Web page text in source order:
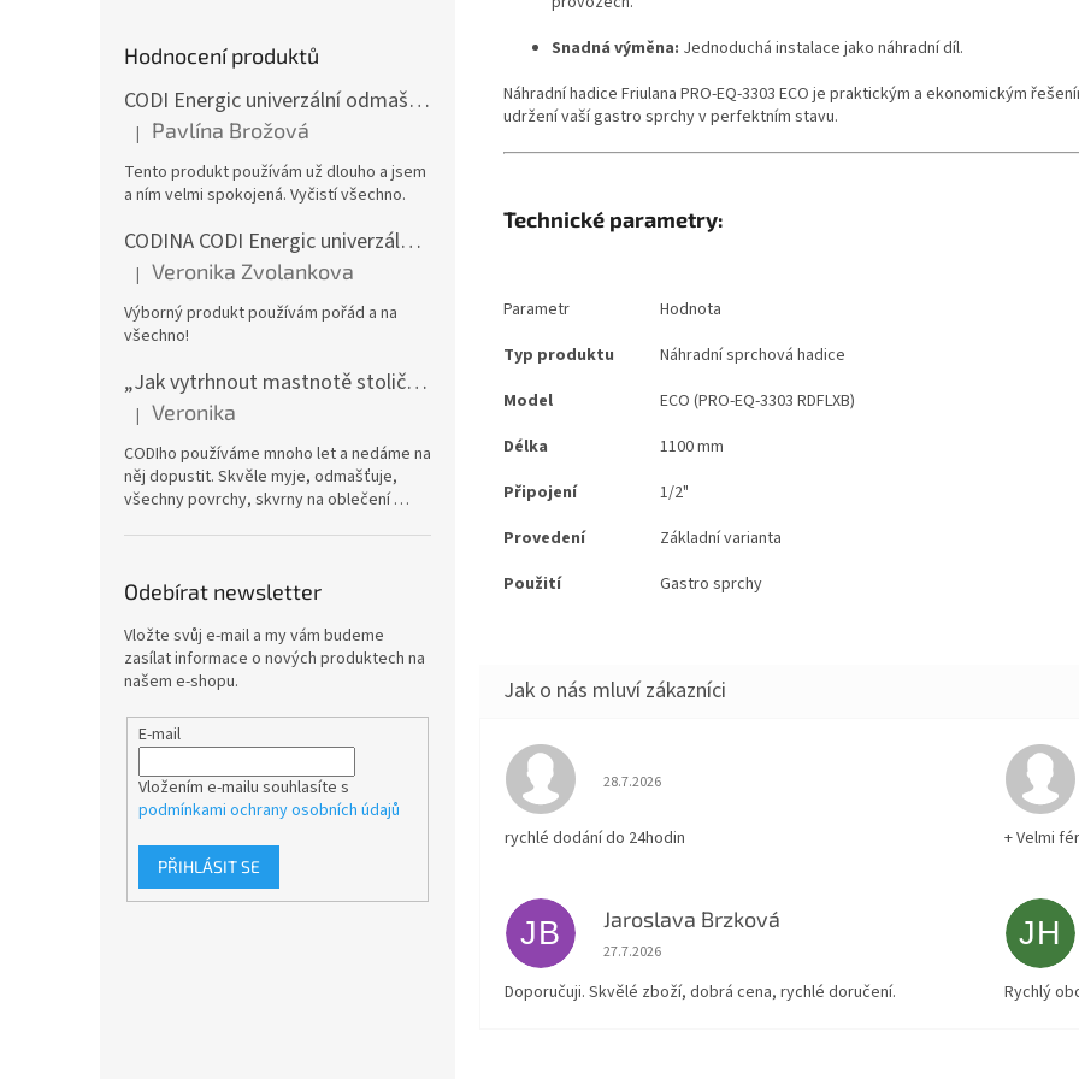
Hodnocení produktů
CODI Energic univerzální odmašťovač s rozprašovačem, 750 ml Sleva a výhody při nákupu na e-shopu
Hodnocení produktu je 5 z 5 hvězdiček.
| Pavlína Brožová
Tento produkt používám už dlouho a jsem
a ním velmi spokojená. Vyčistí všechno.
CODINA CODI Energic univerzální odmašťovač, 5l kanystr Sleva a výhody při nákupu na e-shopu
Hodnocení produktu je 5 z 5 hvězdiček.
| Veronika Zvolankova
Výborný produkt používám pořád a na
všechno!
„Jak vytrhnout mastnotě stoličku“ – CODI Energic univerzální odmašťovač 750 ml (náplň), karton 12 ks | dlouhodobá zásoba
Hodnocení produktu je 5 z 5 hvězdiček.
| Veronika
CODIho používáme mnoho let a nedáme na
něj dopustit. Skvěle myje, odmašťuje,
všechny povrchy, skvrny na oblečení …
Odebírat newsletter
Vložte svůj e-mail a my vám budeme
zasílat informace o nových produktech na
našem e-shopu.
E-mail
Vložením e-mailu souhlasíte s
podmínkami ochrany osobních údajů
PŘIHLÁSIT SE
Snadná výměna: Jednoduchá instalace jako náhradní díl.
Náhradní hadice Friulana PRO-EQ-3303 ECO je praktickým a ekonomickým
udržení vaší gastro sprchy v perfektním stavu.
Technické parametry:
Parametr
Hodnota
Typ produktu
Náhradní sprchová hadice
Model
ECO (PRO-EQ-3303 RDFLXB)
Délka
1100 mm
Připojení
1/2"
Provedení
Základní varianta
Použití
Gastro sprchy
Hodnocení obchodu je 5 z 5 hvězdiček.
28.7.2026
rychlé dodání do 24hodin + Velmi
JB Jaroslava Brzková
Hodnocení obchodu je 5 z 5 hvězdiček.
27.7.2026
Doporučuji. Skvělé zboží, dobrá cena, rychlé doručení.
JH
Rychlý